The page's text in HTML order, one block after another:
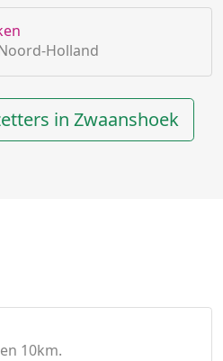
Holland
in Zwaanshoek
10km.